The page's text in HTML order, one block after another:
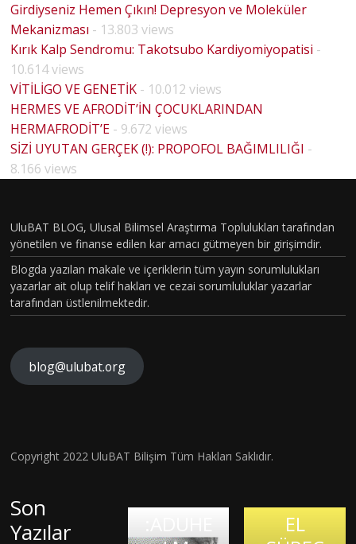
Girdiyseniz Hemen Çıkın! Depresyon ve Moleküler
Mekanizması - 13.803 views
Kırık Kalp Sendromu: Takotsubo Kardiyomiyopatisi -
10.614 views
VİTİLİGO VE GENETİK - 10.012 views
HERMES VE AFRODİT’İN ÇOCUKLARINDAN
HERMAFRODİT’E - 9.672 views
SİZİ UYUTAN GERÇEK (!): PROPOFOL BAĞIMLILIĞI -
8.166 views
UluBAT BLOG, Ulusal Bilimsel Araştırma Toplulukları tarafından
yönetilen ve finanse edilen kar amacı gütmeyen bir girişimdir.
Blogda yazılan makale ve içeriklerin tüm yayın sorumlulukları
yazarlar ait olup telif hakları ve cezai sorumluluklar yazarlar
tarafından üstlenilmektedir.
blog@ulubat.org
Copyright 2022 UluBAT Bilişim Tüm Hakları Saklıdır.
Son
Yazılar
İLK
TEDAVİ
:ADUHE
SI BİR
en De
Teorisi
BİYOLO
TOPLU
MSAL
CİNSİYE
T
FİZYOL